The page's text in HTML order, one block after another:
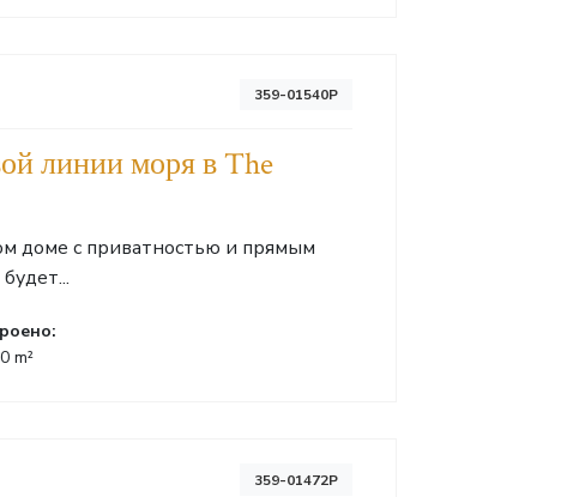
359-01540P
линии моря в The
доме с приватностью и прямым
m²
359-01472P